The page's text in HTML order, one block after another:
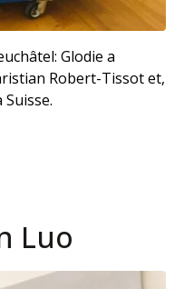
Glodie a
Robert-Tissot et,
Luo